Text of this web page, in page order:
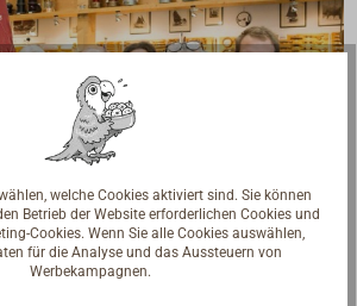
welche Cookies aktiviert sind. Sie können
Betrieb der Website erforderlichen Cookies und
Cookies. Wenn Sie alle Cookies auswählen,
für die Analyse und das Aussteuern von
Werbekampagnen.